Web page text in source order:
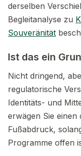
derselben
Begleitanalyse zu
Souveränität
Ist das ein
Nicht dringend,
regulatorische
Identitäts- und
erwägen Sie
Fußabdruck,
Programme offen